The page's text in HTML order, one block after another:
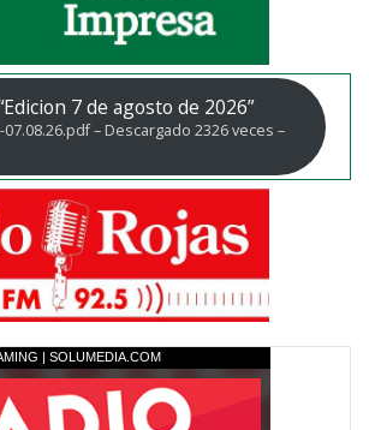
7 de agosto de 2026”
– Descargado 2326 veces –